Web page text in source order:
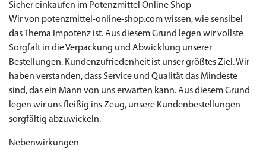
Sicher einkaufen im Potenzmittel Online Shop
Wir von potenzmittel-online-shop.com wissen, wie sensibel
das Thema Impotenz ist. Aus diesem Grund legen wir vollste
Sorgfalt in die Verpackung und Abwicklung unserer
Bestellungen. Kundenzufriedenheit ist unser größtes Ziel. Wir
haben verstanden, dass Service und Qualität das Mindeste
sind, das ein Mann von uns erwarten kann. Aus diesem Grund
legen wir uns fleißig ins Zeug, unsere Kundenbestellungen
sorgfältig abzuwickeln.
Nebenwirkungen